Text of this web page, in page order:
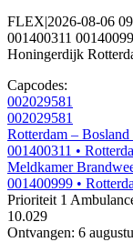
FLEX|2026-08-06
001400311
Honingerdijk
Capcodes:
002029581
002029581
Rotterdam –
001400311 •
Meldkamer
001400999 •
Prioriteit 1
10.029
Ontvangen: 6